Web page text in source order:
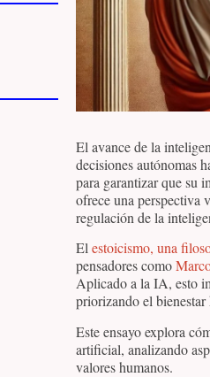
El avance de la
decisiones autónomas
para garantizar que su
ofrece una perspectiva
regulación de la
Elestoicismo, una
pensadores como
Aplicado a la IA, esto
priorizando el
Este ensayo explora
artificial, analizando
valores humanos.